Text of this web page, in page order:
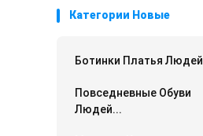
Категории Новые
Ботинки Платья Людей
Повседневные Обуви
Людей...